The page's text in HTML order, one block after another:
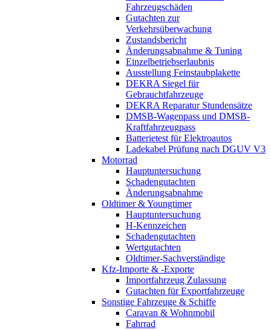
Fahrzeugschäden
Gutachten zur
Verkehrsüberwachung
Zustandsbericht
Änderungsabnahme & Tuning
Einzelbetriebserlaubnis
Ausstellung Feinstaubplakette
DEKRA Siegel für
Gebrauchtfahrzeuge
DEKRA Reparatur Stundensätze
DMSB-Wagenpass und DMSB-
Kraftfahrzeugpass
Batterietest für Elektroautos
Ladekabel Prüfung nach DGUV V3
Motorrad
Hauptuntersuchung
Schadengutachten
Änderungsabnahme
Oldtimer & Youngtimer
Hauptuntersuchung
H-Kennzeichen
Schadengutachten
Wertgutachten
Oldtimer-Sachverständige
Kfz-Importe & -Exporte
Importfahrzeug Zulassung
Gutachten für Exportfahrzeuge
Sonstige Fahrzeuge & Schiffe
Caravan & Wohnmobil
Fahrrad